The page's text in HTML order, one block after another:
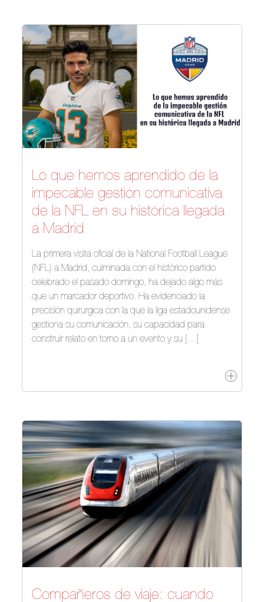
Lo que hemos aprendido de la
impecable gestión comunicativa
de la NFL en su histórica llegada
a Madrid
La primera visita oficial de la National Football League
(NFL) a Madrid, culminada con el histórico partido
celebrado el pasado domingo, ha dejado algo más
que un marcador deportivo. Ha evidenciado la
precisión quirúrgica con la que la liga estadounidense
gestiona su comunicación, su capacidad para
construir relato en torno a un evento y su […]
Compañeros de viaje: cuando